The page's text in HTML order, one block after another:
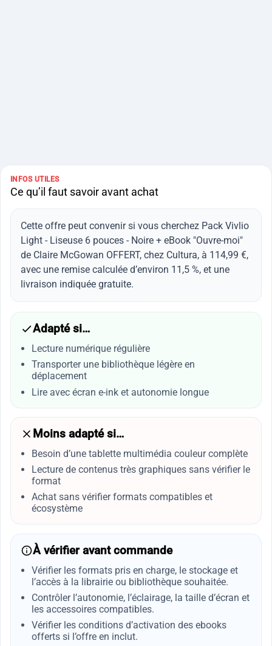
INFOS UTILES
Ce qu’il faut savoir avant achat
Cette offre peut convenir si vous cherchez Pack Vivlio
Light - Liseuse 6 pouces - Noire + eBook "Ouvre-moi"
de Claire McGowan OFFERT, chez Cultura, à 114,99 €,
avec une remise calculée d’environ 11,5 %, et une
livraison indiquée gratuite.
Adapté si…
Lecture numérique régulière
Transporter une bibliothèque légère en
déplacement
Lire avec écran e-ink et autonomie longue
Moins adapté si…
Besoin d’une tablette multimédia couleur complète
Lecture de contenus très graphiques sans vérifier le
format
Achat sans vérifier formats compatibles et
écosystème
À vérifier avant commande
Vérifier les formats pris en charge, le stockage et
l’accès à la librairie ou bibliothèque souhaitée.
Contrôler l’autonomie, l’éclairage, la taille d’écran et
les accessoires compatibles.
Vérifier les conditions d’activation des ebooks
offerts si l’offre en inclut.